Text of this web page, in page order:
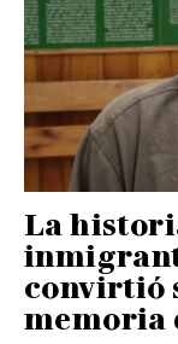
La
convirtió
memoria